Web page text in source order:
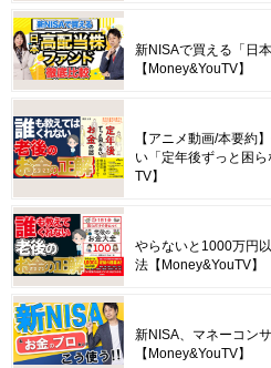
新NISAで買える「日
【Money&YouTV】
【アニメ動画/本要約
い「定年後ずっと困
TV】
やらないと1000万円
法【Money&YouTV】
新NISA、マネーコン
【Money&YouTV】